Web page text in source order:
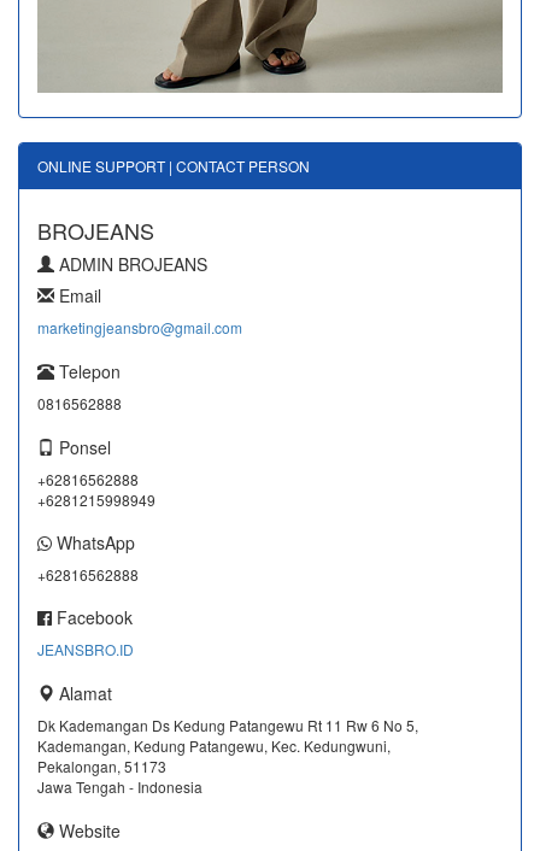
ONLINE SUPPORT | CONTACT PERSON
BROJEANS
ADMIN BROJEANS
Email
marketingjeansbro@gmail.com
Telepon
0816562888
Ponsel
+62816562888
+6281215998949
WhatsApp
+62816562888
Facebook
JEANSBRO.ID
Alamat
Dk Kademangan Ds Kedung Patangewu Rt 11 Rw 6 No 5,
Kademangan, Kedung Patangewu, Kec. Kedungwuni,
Pekalongan, 51173
Jawa Tengah - Indonesia
Website